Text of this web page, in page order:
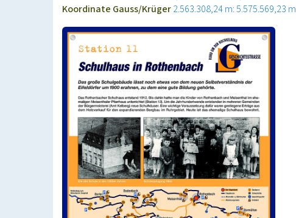
Koordinate Gauss/Krüger2.563.308,24 m: 5.575.569,23 m